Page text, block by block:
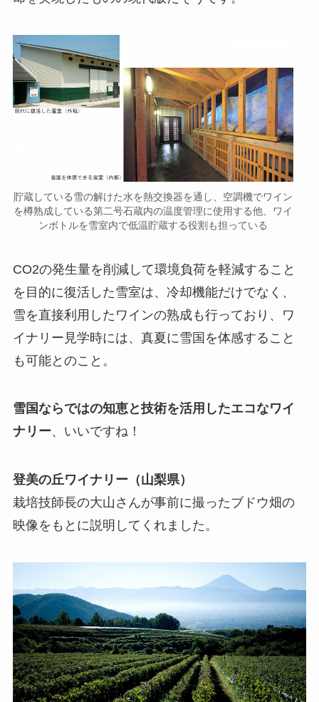
貯蔵している雪の解けた水を熱交換器を通し、空調機でワイン
を樽熟成している第二号石蔵内の温度管理に使用する他、ワイ
ンボトルを雪室内で低温貯蔵する役割も担っている
CO2の発生量を削減して環境負荷を軽減すること
を目的に復活した雪室は、冷却機能だけでなく、
雪を直接利用したワインの熟成も行っており、ワ
イナリー見学時には、真夏に雪国を体感すること
も可能とのこと。
雪国ならではの知恵と技術を活用したエコなワイ
ナリー、いいですね！
登美の丘ワイナリー（山梨県）
栽培技師長の大山さんが事前に撮ったブドウ畑の
映像をもとに説明してくれました。